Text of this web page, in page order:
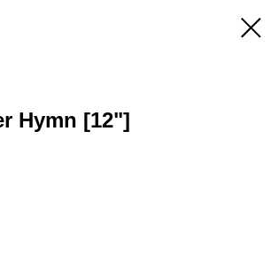
Hymn [12"]